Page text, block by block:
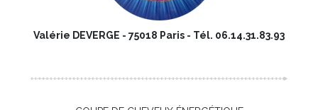
Valérie DEVERGE - 75018 Paris - Tél. 06.14.31.83.93